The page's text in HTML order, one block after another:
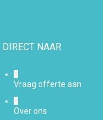
DIRECT NAAR
Vraag offerte aan
Over ons